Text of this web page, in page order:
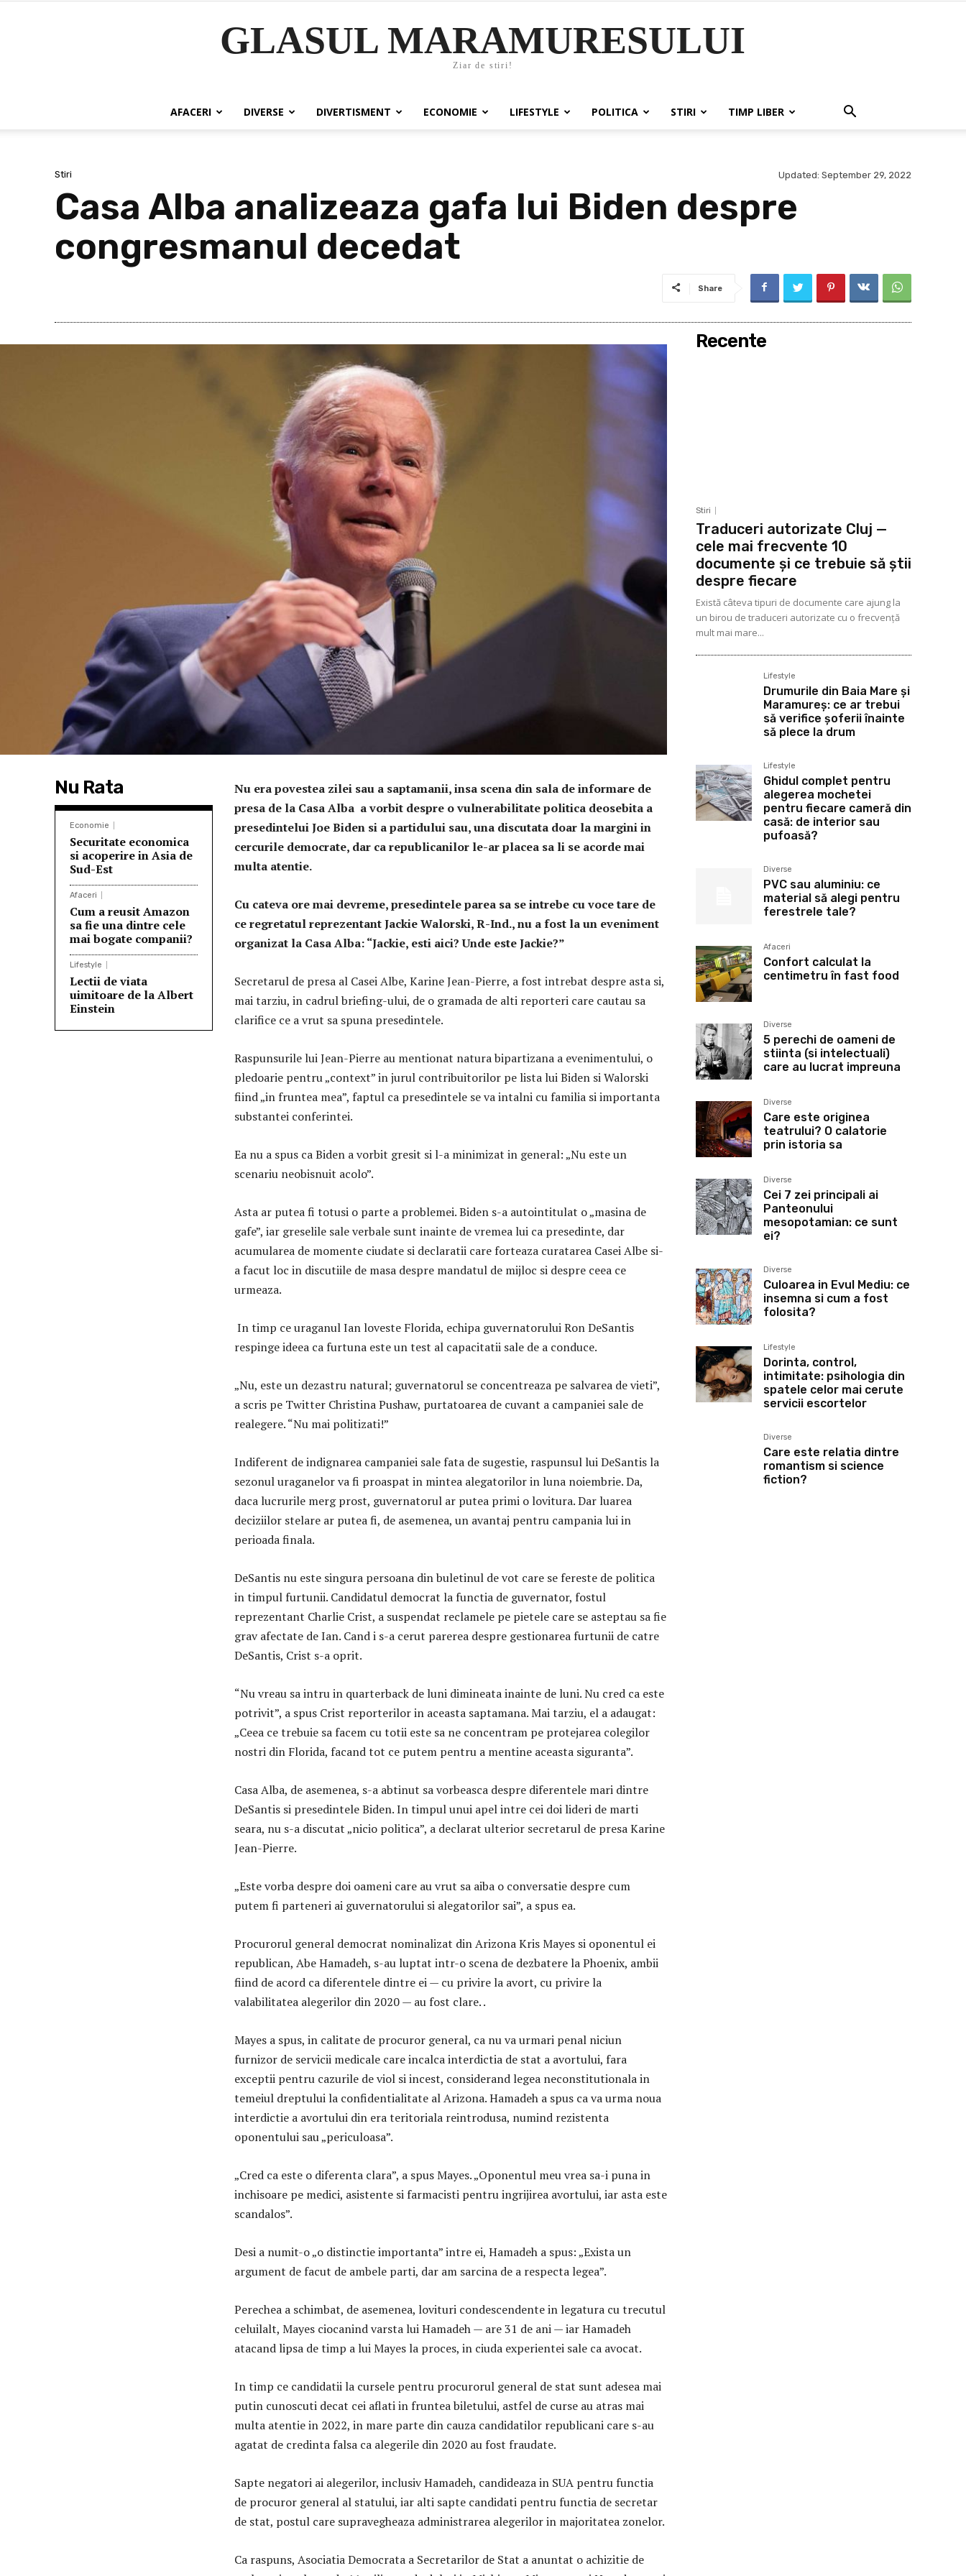
GLASUL MARAMURESULUI
Ziar de stiri!
AFACERI DIVERSE DIVERTISMENT ECONOMIE LIFESTYLE POLITICA STIRI TIMP LIBER
Stiri Updated: September 29, 2022
Casa Alba analizeaza gafa lui Biden despre
congresmanul decedat
Share
Nu Rata
Economie
Securitate economica
si acoperire in Asia de
Sud-Est
Afaceri
Cum a reusit Amazon
sa fie una dintre cele
mai bogate companii?
Lifestyle
Lectii de viata
uimitoare de la Albert
Einstein
Nu era povestea zilei sau a saptamanii, insa scena din sala de informare de
presa de la Casa Alba a vorbit despre o vulnerabilitate politica deosebita a
presedintelui Joe Biden si a partidului sau, una discutata doar la margini in
cercurile democrate, dar ca republicanilor le-ar placea sa li se acorde mai
multa atentie.
Cu cateva ore mai devreme, presedintele parea sa se intrebe cu voce tare de
ce regretatul reprezentant Jackie Walorski, R-Ind., nu a fost la un eveniment
organizat la Casa Alba: “Jackie, esti aici? Unde este Jackie?”
Secretarul de presa al Casei Albe, Karine Jean-Pierre, a fost intrebat despre asta si,
mai tarziu, in cadrul briefing-ului, de o gramada de alti reporteri care cautau sa
clarifice ce a vrut sa spuna presedintele.
Raspunsurile lui Jean-Pierre au mentionat natura bipartizana a evenimentului, o
pledoarie pentru „context” in jurul contribuitorilor pe lista lui Biden si Walorski
fiind „in fruntea mea”, faptul ca presedintele se va intalni cu familia si importanta
substantei conferintei.
Ea nu a spus ca Biden a vorbit gresit si l-a minimizat in general: „Nu este un
scenariu neobisnuit acolo”.
Asta ar putea fi totusi o parte a problemei. Biden s-a autointitulat o „masina de
gafe”, iar greselile sale verbale sunt inainte de vremea lui ca presedinte, dar
acumularea de momente ciudate si declaratii care forteaza curatarea Casei Albe si-
a facut loc in discutiile de masa despre mandatul de mijloc si despre ceea ce
urmeaza.
In timp ce uraganul Ian loveste Florida, echipa guvernatorului Ron DeSantis
respinge ideea ca furtuna este un test al capacitatii sale de a conduce.
„Nu, este un dezastru natural; guvernatorul se concentreaza pe salvarea de vieti”,
a scris pe Twitter Christina Pushaw, purtatoarea de cuvant a campaniei sale de
realegere. “Nu mai politizati!”
Indiferent de indignarea campaniei sale fata de sugestie, raspunsul lui DeSantis la
sezonul uraganelor va fi proaspat in mintea alegatorilor in luna noiembrie. Da,
daca lucrurile merg prost, guvernatorul ar putea primi o lovitura. Dar luarea
deciziilor stelare ar putea fi, de asemenea, un avantaj pentru campania lui in
perioada finala.
DeSantis nu este singura persoana din buletinul de vot care se fereste de politica
in timpul furtunii. Candidatul democrat la functia de guvernator, fostul
reprezentant Charlie Crist, a suspendat reclamele pe pietele care se asteptau sa fie
grav afectate de Ian. Cand i s-a cerut parerea despre gestionarea furtunii de catre
DeSantis, Crist s-a oprit.
“Nu vreau sa intru in quarterback de luni dimineata inainte de luni. Nu cred ca este
potrivit”, a spus Crist reporterilor in aceasta saptamana. Mai tarziu, el a adaugat:
„Ceea ce trebuie sa facem cu totii este sa ne concentram pe protejarea colegilor
nostri din Florida, facand tot ce putem pentru a mentine aceasta siguranta”.
Casa Alba, de asemenea, s-a abtinut sa vorbeasca despre diferentele mari dintre
DeSantis si presedintele Biden. In timpul unui apel intre cei doi lideri de marti
seara, nu s-a discutat „nicio politica”, a declarat ulterior secretarul de presa Karine
Jean-Pierre.
„Este vorba despre doi oameni care au vrut sa aiba o conversatie despre cum
putem fi parteneri ai guvernatorului si alegatorilor sai”, a spus ea.
Procurorul general democrat nominalizat din Arizona Kris Mayes si oponentul ei
republican, Abe Hamadeh, s-au luptat intr-o scena de dezbatere la Phoenix, ambii
fiind de acord ca diferentele dintre ei — cu privire la avort, cu privire la
valabilitatea alegerilor din 2020 — au fost clare. .
Mayes a spus, in calitate de procuror general, ca nu va urmari penal niciun
furnizor de servicii medicale care incalca interdictia de stat a avortului, fara
exceptii pentru cazurile de viol si incest, considerand legea neconstitutionala in
temeiul dreptului la confidentialitate al Arizona. Hamadeh a spus ca va urma noua
interdictie a avortului din era teritoriala reintrodusa, numind rezistenta
oponentului sau „periculoasa”.
„Cred ca este o diferenta clara”, a spus Mayes. „Oponentul meu vrea sa-i puna in
inchisoare pe medici, asistente si farmacisti pentru ingrijirea avortului, iar asta este
scandalos”.
Desi a numit-o „o distinctie importanta” intre ei, Hamadeh a spus: „Exista un
argument de facut de ambele parti, dar am sarcina de a respecta legea”.
Perechea a schimbat, de asemenea, lovituri condescendente in legatura cu trecutul
celuilalt, Mayes ciocanind varsta lui Hamadeh — are 31 de ani — iar Hamadeh
atacand lipsa de timp a lui Mayes la proces, in ciuda experientei sale ca avocat.
In timp ce candidatii la cursele pentru procurorul general de stat sunt adesea mai
putin cunoscuti decat cei aflati in fruntea biletului, astfel de curse au atras mai
multa atentie in 2022, in mare parte din cauza candidatilor republicani care s-au
agatat de credinta falsa ca alegerile din 2020 au fost fraudate.
Sapte negatori ai alegerilor, inclusiv Hamadeh, candideaza in SUA pentru functia
de procuror general al statului, iar alti sapte candidati pentru functia de secretar
de stat, postul care supravegheaza administrarea alegerilor in majoritatea zonelor.
Ca raspuns, Asociatia Democrata a Secretarilor de Stat a anuntat o achizitie de
Recente
Stiri
Traduceri autorizate Cluj —
cele mai frecvente 10
documente și ce trebuie să știi
despre fiecare
Există câteva tipuri de documente care ajung la
un birou de traduceri autorizate cu o frecvență
mult mai mare...
Lifestyle
Drumurile din Baia Mare și
Maramureș: ce ar trebui
să verifice șoferii înainte
să plece la drum
Lifestyle
Ghidul complet pentru
alegerea mochetei
pentru fiecare cameră din
casă: de interior sau
pufoasă?
Diverse
PVC sau aluminiu: ce
material să alegi pentru
ferestrele tale?
Afaceri
Confort calculat la
centimetru în fast food
Diverse
5 perechi de oameni de
stiinta (si intelectuali)
care au lucrat impreuna
Diverse
Care este originea
teatrului? O calatorie
prin istoria sa
Diverse
Cei 7 zei principali ai
Panteonului
mesopotamian: ce sunt
ei?
Diverse
Culoarea in Evul Mediu: ce
insemna si cum a fost
folosita?
Lifestyle
Dorinta, control,
intimitate: psihologia din
spatele celor mai cerute
servicii escortelor
Diverse
Care este relatia dintre
romantism si science
fiction?